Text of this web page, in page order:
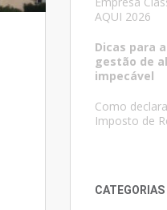
AQUI 2026
Dicas para
gestão de
impecável
Como
Imposto de
CATEGORIAS